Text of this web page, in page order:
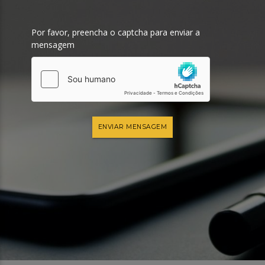
Por favor, preencha o captcha para enviar a
mensagem
ENVIAR MENSAGEM